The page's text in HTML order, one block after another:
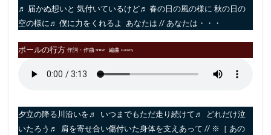
♬ 届かぬ想いと 気付いているけど♬ 春の日の風の様に 秋の日の
空の様に♬ 僕に力をくれるよ あなたは // あなたは・・・
ボールの行方 作詞・作曲 SHIGE 編曲 Gunshy
夕立の降る川沿いを♬ いつまでもただ走り続けて♬ どれだけ泣
いたろう♬ 肩を寄せ合い傷付いた身体を支えあって // ※［ あの